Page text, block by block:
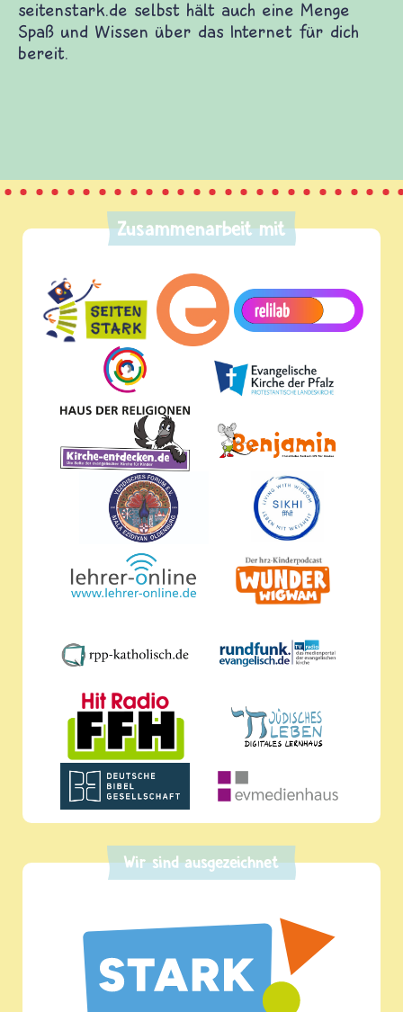
seitenstark.de selbst hält auch eine Menge
Spaß und Wissen über das Internet für dich
bereit.
Zusammenarbeit mit
Wir sind ausgezeichnet